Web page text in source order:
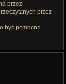
przez
przez
być pomocne.